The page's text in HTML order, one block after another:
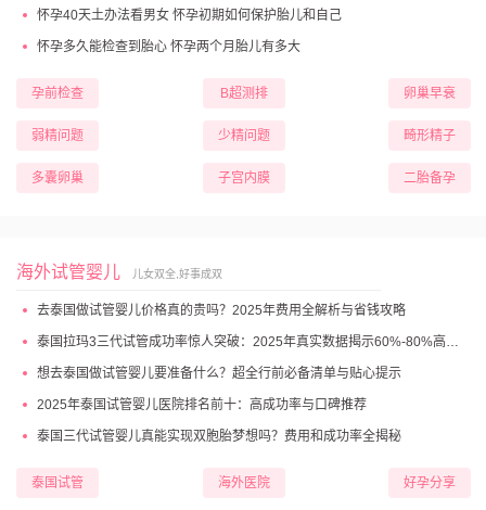
怀孕40天土办法看男女 怀孕初期如何保护胎儿和自己
怀孕多久能检查到胎心 怀孕两个月胎儿有多大
孕前检查 B超测排 卵巢早衰
弱精问题 少精问题 畸形精子
多囊卵巢 子宫内膜 二胎备孕
海外试管婴儿 儿女双全,好事成双
去泰国做试管婴儿价格真的贵吗？2025年费用全解析与省钱攻略
泰国拉玛3三代试管成功率惊人突破：2025年真实数据揭示60%-80%高成功妊娠率
想去泰国做试管婴儿要准备什么？超全行前必备清单与贴心提示
2025年泰国试管婴儿医院排名前十：高成功率与口碑推荐
泰国三代试管婴儿真能实现双胞胎梦想吗？费用和成功率全揭秘
泰国试管 海外医院 好孕分享